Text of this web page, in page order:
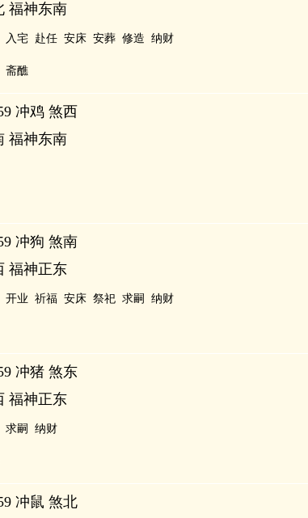
福神东南
入宅 赴任 安床 安葬 修造 纳财
斋醮
冲鸡 煞西
福神东南
冲狗 煞南
福神正东
开业 祈福 安床 祭祀 求嗣 纳财
冲猪 煞东
福神正东
求嗣 纳财
冲鼠 煞北